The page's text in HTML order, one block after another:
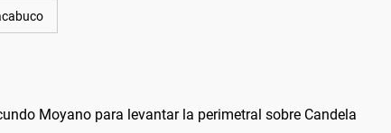
Moyano para levantar la perimetral sobre Candela